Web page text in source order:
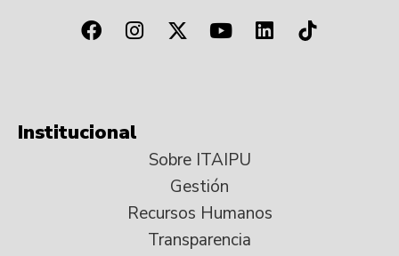
Institucional
Sobre ITAIPU
Gestión
Recursos Humanos
Transparencia